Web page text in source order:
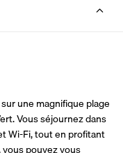
une magnifique plage
Vous séjournez dans
Wi-Fi, tout en profitant
vous pouvez vous